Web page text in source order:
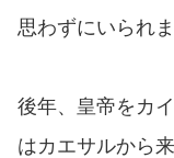
思わずにいられま
後年、皇帝をカ
はカエサルから